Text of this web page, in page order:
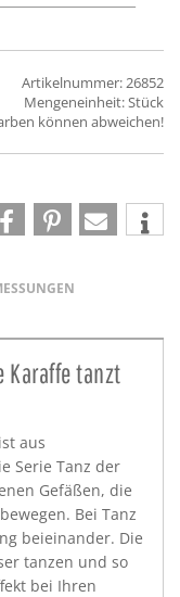
Artikelnummer: 26852
Mengeneinheit: Stück
können abweichen!
Karaffe tanzt
ist aus
Serie Tanz der
Gefäßen, die
Bei Tanz
beieinander. Die
tanzen und so
bei Ihren